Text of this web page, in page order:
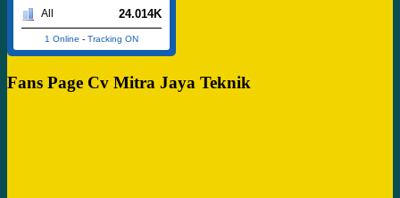
All 24.014K
1 Online - Tracking ON
Fans Page Cv Mitra Jaya Teknik